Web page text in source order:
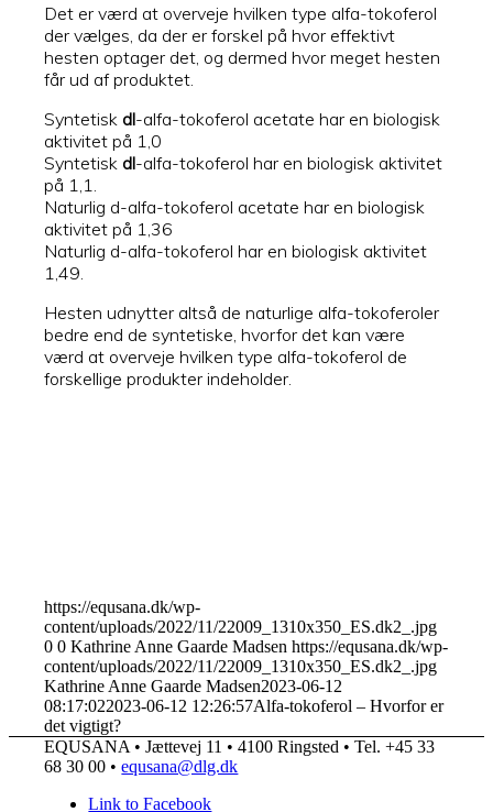
Det er værd at overveje hvilken type alfa-tokoferol
der vælges, da der er forskel på hvor effektivt
hesten optager det, og dermed hvor meget hesten
får ud af produktet.
Syntetisk dl-alfa-tokoferol acetate har en biologisk
aktivitet på 1,0
Syntetisk dl-alfa-tokoferol har en biologisk aktivitet
på 1,1.
Naturlig d-alfa-tokoferol acetate har en biologisk
aktivitet på 1,36
Naturlig d-alfa-tokoferol har en biologisk aktivitet
1,49.
Hesten udnytter altså de naturlige alfa-tokoferoler
bedre end de syntetiske, hvorfor det kan være
værd at overveje hvilken type alfa-tokoferol de
forskellige produkter indeholder.
https://equsana.dk/wp-
content/uploads/2022/11/22009_1310x350_ES.dk2_.jpg
0 0 Kathrine Anne Gaarde Madsen https://equsana.dk/wp-
content/uploads/2022/11/22009_1310x350_ES.dk2_.jpg
Kathrine Anne Gaarde Madsen2023-06-12
08:17:022023-06-12 12:26:57Alfa-tokoferol – Hvorfor er
det vigtigt?
EQUSANA • Jættevej 11 • 4100 Ringsted • Tel. +45 33
68 30 00 •equsana@dlg.dk
Link to Facebook